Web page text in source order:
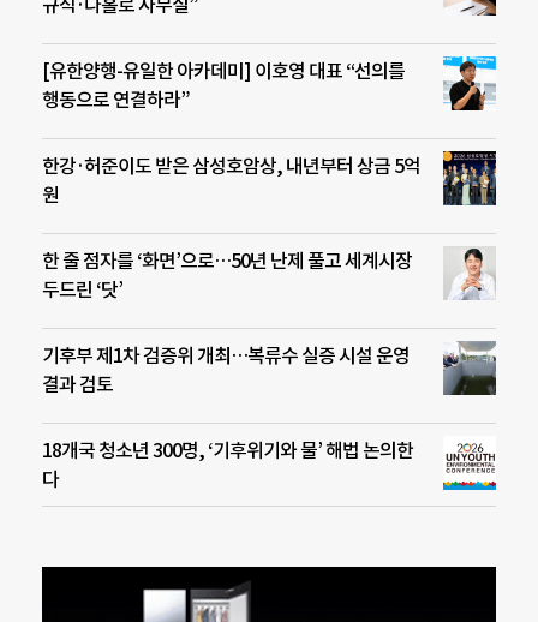
[유한양행-유일한 아카데미] 이호영 대표 “선의를
행동으로 연결하라”
한강·허준이도 받은 삼성호암상, 내년부터 상금 5억
원
한 줄 점자를 ‘화면’으로…50년 난제 풀고 세계시장
두드린 ‘닷’
기후부 제1차 검증위 개최…복류수 실증 시설 운영
결과 검토
18개국 청소년 300명, ‘기후위기와 물’ 해법 논의한
다